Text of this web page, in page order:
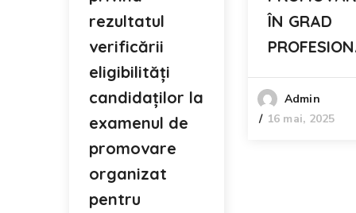
rezultatul
verificării
eligibilități
candidaților la
examenul de
promovare
organizat
pentru
ÎN GRAD
Admin
16 mai, 2025